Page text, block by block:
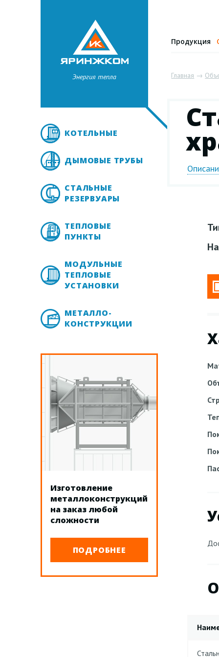
Энергия тепла
Продукция
КОТЕЛЬНЫЕ
ДЫМОВЫЕ ТРУБЫ
СТАЛЬНЫЕ
РЕЗЕРВУАРЫ
ТЕПЛОВЫЕ
ПУНКТЫ
МОДУЛЬНЫЕ
ТЕПЛОВЫЕ
УСТАНОВКИ
МЕТАЛЛО-
КОНСТРУКЦИИ
Изготовление
металлоконструкций
на заказ любой
сложности
ПОДРОБНЕЕ
Главная →